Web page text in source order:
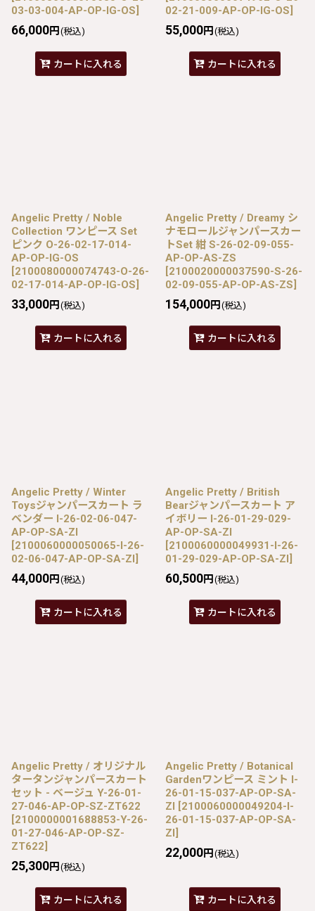
03-03-004-AP-OP-IG-OS]
66,000円 (税込)
カートに入れる
02-21-009-AP-OP-IG-OS]
55,000円 (税込)
カートに入れる
Angelic Pretty / Noble
Collection ワンピース Set
ピンク O-26-02-17-014-
AP-OP-IG-OS
[2100080000074743-O-26-
02-17-014-AP-OP-IG-OS]
33,000円 (税込)
カートに入れる
Angelic Pretty / Dreamy シ
ナモロールジャンパースカー
トSet 紺 S-26-02-09-055-
AP-OP-AS-ZS
[2100020000037590-S-26-
02-09-055-AP-OP-AS-ZS]
154,000円 (税込)
カートに入れる
Angelic Pretty / Winter
Toysジャンパースカート ラ
ベンダー I-26-02-06-047-
AP-OP-SA-ZI
[2100060000050065-I-26-
02-06-047-AP-OP-SA-ZI]
44,000円 (税込)
カートに入れる
Angelic Pretty / British
Bearジャンパースカート ア
イボリー I-26-01-29-029-
AP-OP-SA-ZI
[2100060000049931-I-26-
01-29-029-AP-OP-SA-ZI]
60,500円 (税込)
カートに入れる
Angelic Pretty / オリジナル
タータンジャンパースカート
セット - ベージュ Y-26-01-
27-046-AP-OP-SZ-ZT622
[2100000001688853-Y-26-
01-27-046-AP-OP-SZ-
ZT622]
25,300円 (税込)
カートに入れる
Angelic Pretty / Botanical
Gardenワンピース ミント I-
26-01-15-037-AP-OP-SA-
ZI [2100060000049204-I-
26-01-15-037-AP-OP-SA-
ZI]
22,000円 (税込)
カートに入れる